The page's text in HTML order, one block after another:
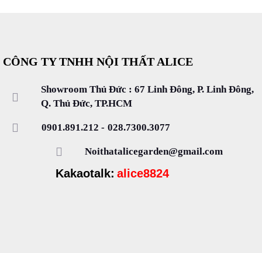
CÔNG TY TNHH NỘI THẤT ALICE
Showroom Thủ Đức : 67 Linh Đông, P. Linh Đông,
Q. Thủ Đức, TP.HCM
0901.891.212 - 028.7300.3077
Noithatalicegarden@gmail.com
Kakaotalk: alice8824